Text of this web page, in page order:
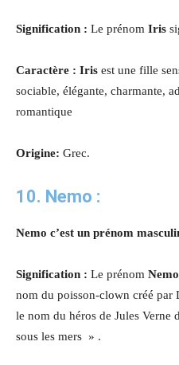
Signification : Le prénom Iris
Caractère : Iris est une fille
sociable, élégante, charmante,
romantique
Origine: Grec.
10. Nemo :
Nemo c’est un prénom
Signification : Le prénom Nemo
nom du poisson-clown créé par
le nom du héros de Jules Verne
sous les mers » .